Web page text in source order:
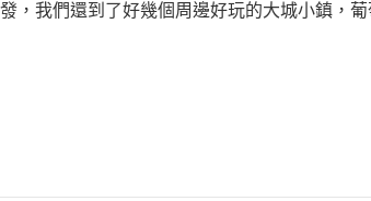
，我們還到了好幾個周邊好玩的大城小鎮，